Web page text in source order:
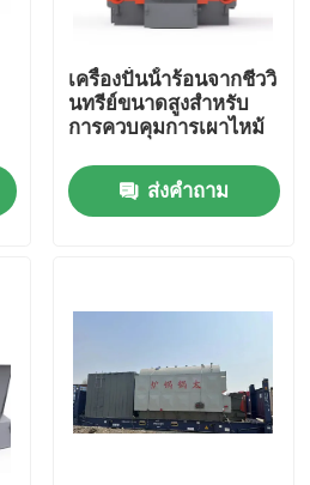
เครื่องปั่นน้ําร้อนจากชีววิ
นทรีย์ขนาดสูงสําหรับ
การควบคุมการเผาไหม้
ส่งคำถาม